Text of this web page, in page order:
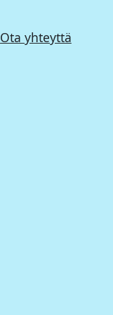
Ota yhteyttä